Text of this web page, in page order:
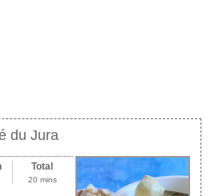
du Jura
Total
20 mins